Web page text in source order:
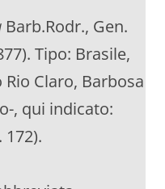
Barb.Rodr., Gen.
Tipo: Brasile,
Claro, Barbosa
, qui indicato:
172).